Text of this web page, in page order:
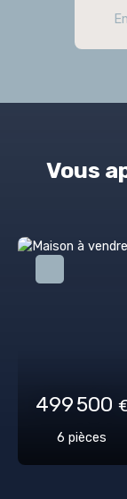
Vous
499 500
6 pièces